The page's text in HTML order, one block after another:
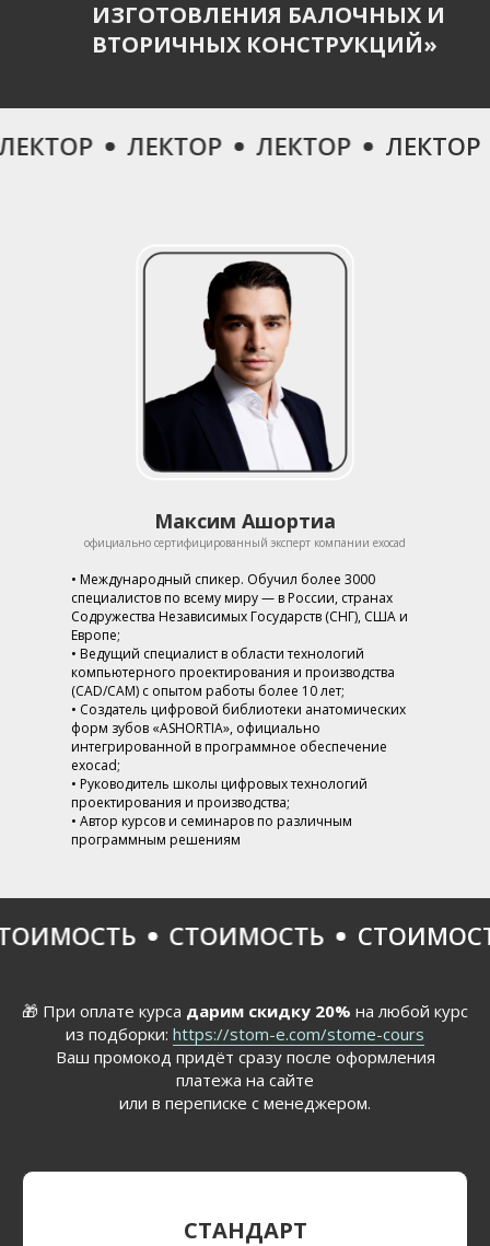
ИЗГОТОВЛЕНИЯ БАЛОЧНЫХ И
ВТОРИЧНЫХ КОНСТРУКЦИЙ»
ЛЕКТОР ЛЕКТОР ЛЕКТОР
Максим Ашортиа
официально сертифицированный эксперт компании exocad
• Международный спикер. Обучил более 3000
специалистов по всему миру — в России, странах
Содружества Независимых Государств (СНГ), США и
Европе;
• Ведущий специалист в области технологий
компьютерного проектирования и производства
(CAD/CAM) с опытом работы более 10 лет;
• Создатель цифровой библиотеки анатомических
форм зубов «ASHORTIA», официально
интегрированной в программное обеспечение
exocad;
• Руководитель школы цифровых технологий
проектирования и производства;
• Автор курсов и семинаров по различным
программным решениям
СТОИМОСТЬ СТОИМОСТЬ
🎁 При оплате курса дарим скидку 20% на любой курс
из подборки: https://stom-e.com/stome-cours
Ваш промокод придёт сразу после оформления
платежа на сайте
или в переписке с менеджером.
СТАНДАРТ